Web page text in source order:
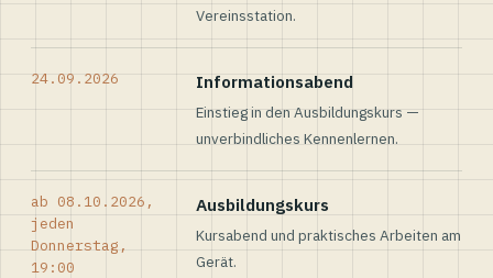
Vereinsstation.
24.09.2026 Informationsabend
Einstieg in den Ausbildungskurs —
unverbindliches Kennenlernen.
ab 08.10.2026,
jeden
Donnerstag,
19:00
Ausbildungskurs
Kursabend und praktisches Arbeiten am
Gerät.